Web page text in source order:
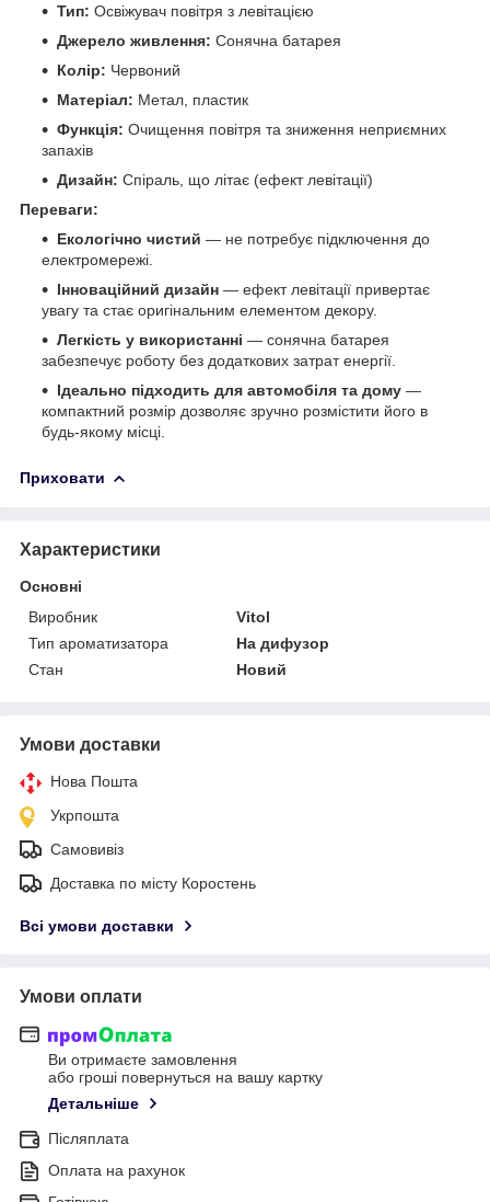
Тип: Освіжувач повітря з левітацією
Джерело живлення: Сонячна батарея
Колір: Червоний
Матеріал: Метал, пластик
Функція: Очищення повітря та зниження неприємних
запахів
Дизайн: Спіраль, що літає (ефект левітації)
Переваги:
Екологічно чистий — не потребує підключення до
електромережі.
Інноваційний дизайн — ефект левітації привертає
увагу та стає оригінальним елементом декору.
Легкість у використанні — сонячна батарея
забезпечує роботу без додаткових затрат енергії.
Ідеально підходить для автомобіля та дому —
компактний розмір дозволяє зручно розмістити його в
будь-якому місці.
Приховати
Характеристики
Основні
Виробник
Vitol
Тип ароматизатора
На дифузор
Стан
Новий
Умови доставки
Нова Пошта
Укрпошта
Самовивіз
Доставка по місту Коростень
Всі умови доставки
Умови оплати
Ви отримаєте замовлення
або гроші повернуться на вашу картку
Детальніше
Післяплата
Оплата на рахунок